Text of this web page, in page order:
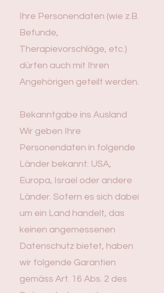
Ihre Personendaten (wie z.B.
Befunde,
Therapievorschläge, etc.)
dürfen auch mit Ihren
Angehörigen geteilt werden.
Bekanntgabe ins Ausland
Wir geben Ihre
Personendaten in folgende
Länder bekannt: USA,
Europa, Israel oder andere
Länder. Sofern es sich dabei
um ein Land handelt, das
keinen angemessenen
Datenschutz bietet, haben
wir folgende Garantien
gemäss Art. 16 Abs. 2 des